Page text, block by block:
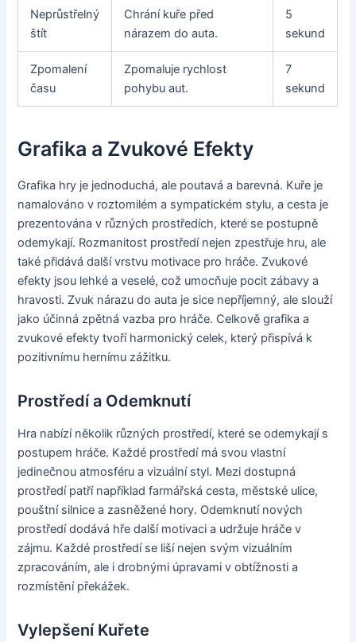
Neprůstřelný
štít
Chrání kuře před
nárazem do auta.
5
sekund
Zpomalení
času
Zpomaluje rychlost
pohybu aut.
7
sekund
Grafika a Zvukové Efekty
Grafika hry je jednoduchá, ale poutavá a barevná. Kuře je
namalováno v roztomilém a sympatickém stylu, a cesta je
prezentována v různých prostředích, které se postupně
odemykají. Rozmanitost prostředí nejen zpestřuje hru, ale
také přidává další vrstvu motivace pro hráče. Zvukové
efekty jsou lehké a veselé, což umocňuje pocit zábavy a
hravosti. Zvuk nárazu do auta je sice nepříjemný, ale slouží
jako účinná zpětná vazba pro hráče. Celkově grafika a
zvukové efekty tvoří harmonický celek, který přispívá k
pozitivnímu hernímu zážitku.
Prostředí a Odemknutí
Hra nabízí několik různých prostředí, které se odemykají s
postupem hráče. Každé prostředí má svou vlastní
jedinečnou atmosféru a vizuální styl. Mezi dostupná
prostředí patří například farmářská cesta, městské ulice,
pouštní silnice a zasněžené hory. Odemknutí nových
prostředí dodává hře další motivaci a udržuje hráče v
zájmu. Každé prostředí se liší nejen svým vizuálním
zpracováním, ale i drobnými úpravami v obtížnosti a
rozmístění překážek.
Vylepšení Kuřete